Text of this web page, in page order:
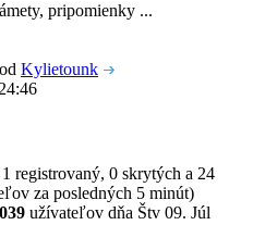
pripomienky ...
Kylietounk
registrovaný, 0 skrytých a 24
za posledných 5 minút)
užívateľov dňa Štv 09. Júl